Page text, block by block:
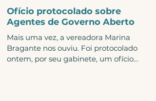
Como participar? Acesse nossas redes
sociais ( Instagram e Facebook ) e deixe
uma indicação de mães
empreendedora nos comentários. Se
você é mãe e tem um negócio,
também pode se apresentar. A
Ofício protocolado sobre
Agentes de Governo Aberto
Mais uma vez, a vereadora Marina
Bragante nos ouviu. Foi protocolado
ontem, por seu gabinete, um ofício